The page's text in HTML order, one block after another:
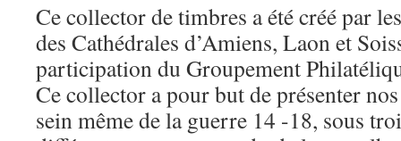
Ce collector de timbres a été créé par
des Cathédrales d’Amiens, Laon et
participation du Groupement
Ce collector a pour but de présenter
sein même de la guerre 14 -18, sous